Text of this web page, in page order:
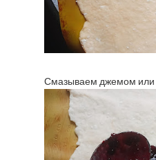
Смазываем джемом или